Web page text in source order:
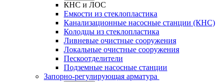
КНС и ЛОС
Емкости из стеклопластика
Канализационные насосные станции (КНС)
Колодцы из стеклопластика
Ливневые очистные сооружения
Локальные очистные сооружения
Пескоотделители
Подземные насосные станции
Запорно-регулирующая арматура